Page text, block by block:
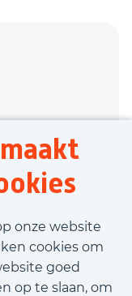
onze website
cookies om
goed
op te slaan, om